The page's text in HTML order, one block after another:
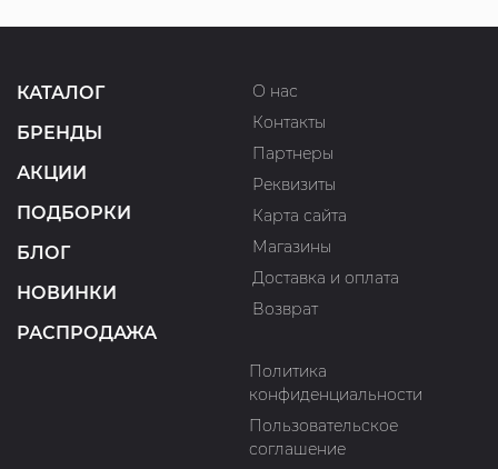
КАТАЛОГ
БРЕНДЫ
АКЦИИ
ПОДБОРКИ
БЛОГ
НОВИНКИ
РАСПРОДАЖА
О нас
Контакты
Партнеры
Реквизиты
Карта сайта
Магазины
Доставка и оплата
Возврат
Политика
конфиденциальности
Пользовательское
соглашение